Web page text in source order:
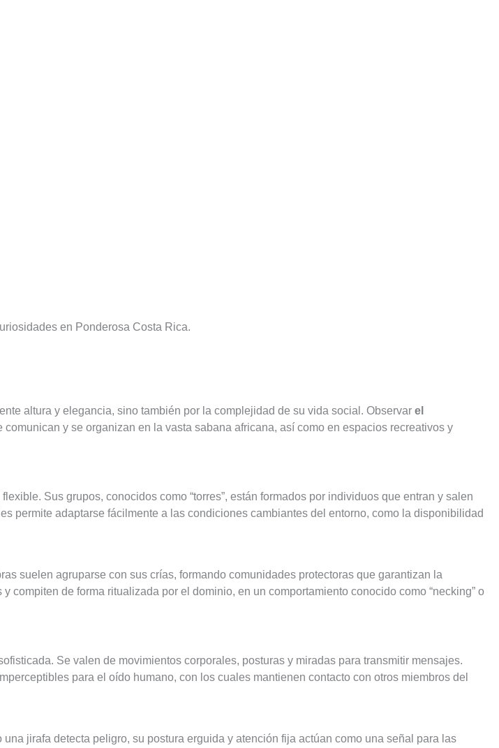
en Ponderosa Costa Rica.
altura y elegancia, sino también por la complejidad de su vida social. Observar el
y se organizan en la vasta sabana africana, así como en espacios recreativos y
Sus grupos, conocidos como “torres”, están formados por individuos que entran y salen
permite adaptarse fácilmente a las condiciones cambiantes del entorno, como la disponibilidad
suelen agruparse con sus crías, formando comunidades protectoras que garantizan la
de forma ritualizada por el dominio, en un comportamiento conocido como “necking” o
Se valen de movimientos corporales, posturas y miradas para transmitir mensajes.
para el oído humano, con los cuales mantienen contacto con otros miembros del
jirafa detecta peligro, su postura erguida y atención fija actúan como una señal para las